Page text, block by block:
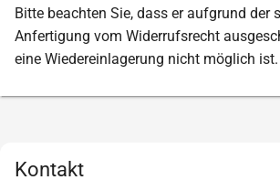
Bitte beachten Sie, dass er aufgrund der
Anfertigung vom Widerrufsrecht
eine Wiedereinlagerung nicht möglich ist.
Kontakt